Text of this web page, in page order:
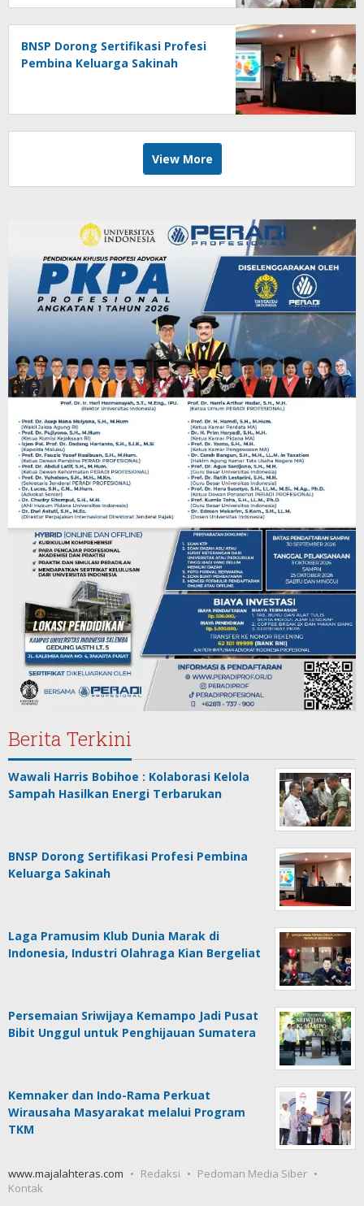
BNSP Dorong Sertifikasi Profesi
Pembina Keluarga Sakinah
View More
Berita Terkini
Wawali Harris Bobihoe : Kolaborasi Kelola
Sampah Hasilkan Energi Terbarukan
BNSP Dorong Sertifikasi Profesi Pembina
Keluarga Sakinah
Laga Pramusim Klub Dunia Marak di
Indonesia, Industri Olahraga Kian Bergeliat
Persemaian Sriwijaya Kemampo Jadi Pusat
Bibit Unggul untuk Penghijauan Sumatera
Kemnaker dan Indo-Rama Perkuat
Wirausaha Masyarakat melalui Program
TKM
www.majalahteras.com Redaksi
Pedoman Media Siber
Kontak